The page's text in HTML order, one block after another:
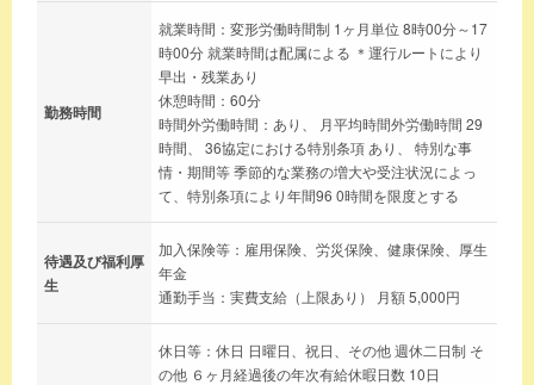
勤務時間
就業時間：変形労働時間制 1ヶ月単位 8時00分～17
時00分 就業時間は配属による ＊運行ルートにより
早出・残業あり
休憩時間：60分
時間外労働時間：あり、 月平均時間外労働時間 29
時間、 36協定における特別条項 あり、 特別な事
情・期間等 季節的な業務の増大や受注状況によっ
て、特別条項により年間96 0時間を限度とする
待遇及び福利厚
生
加入保険等：雇用保険、労災保険、健康保険、厚生
年金
通勤手当：実費支給（上限あり） 月額 5,000円
休日等：休日 日曜日、祝日、その他 週休二日制 そ
の他 ６ヶ月経過後の年次有給休暇日数 10日